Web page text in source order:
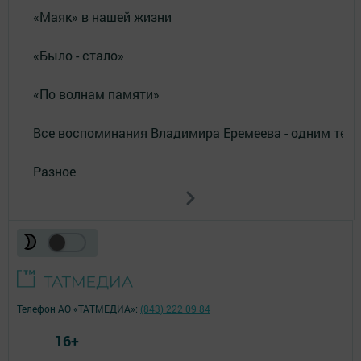
«Маяк» в нашей жизни
«Было - стало»
«По волнам памяти»
Все воспоминания Владимира Еремеева - одним
Разное
Телефон АО «ТАТМЕДИА»: (843) 222 09 84
16+